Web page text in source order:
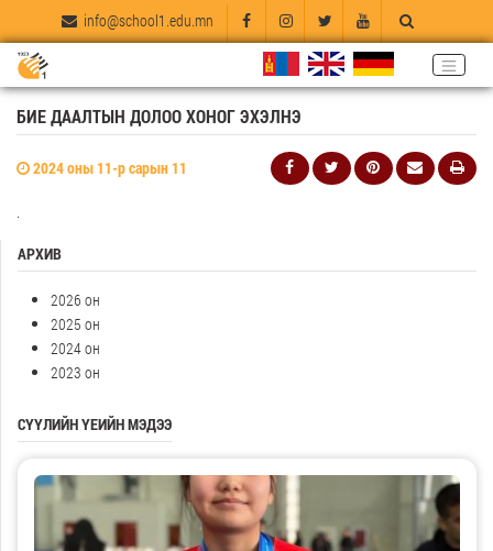
info@school1.edu.mn
БИЕ ДААЛТЫН ДОЛОО ХОНОГ ЭХЭЛНЭ
2024 оны 11-р сарын 11
.
АРХИВ
2026 он
2025 он
2024 он
2023 он
СҮҮЛИЙН ҮЕИЙН МЭДЭЭ